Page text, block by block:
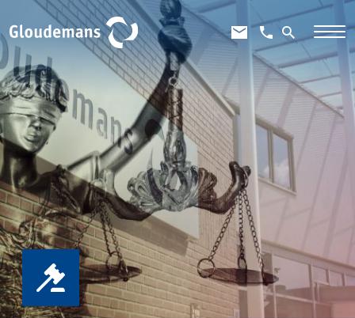
Expertises
Gebiedsontwikkeling
Gebiedseconomie
Grondstrategie en -verwerving
Taxaties overheid
Taxaties zakelijk
Schadevergoedingsrecht
Rentmeesterij
Transities